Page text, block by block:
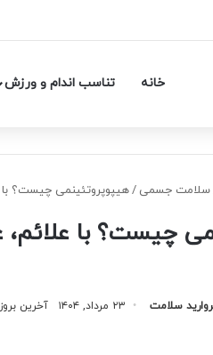
خانه تناسب اندام و ورزش
سلامت جسمی /هیپوپروتئینمی چیست؟
چیست؟ با علائم،
سلامت ۲۳ مرداد, ۱۴۰۴ آخرین بروزرسانی: